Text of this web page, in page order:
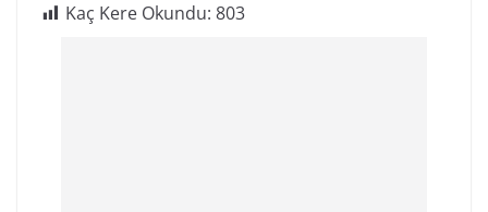
Kaç Kere Okundu: 803